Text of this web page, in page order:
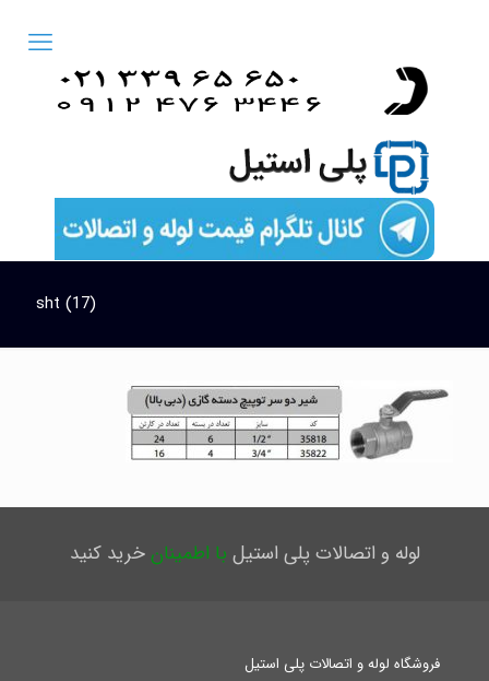
sht (17)
لوله و اتصالات پلی استیل با اطمینانخرید کنید
فروشگاه لوله و اتصالات پلی استیل